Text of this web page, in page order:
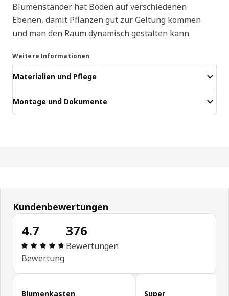
Blumenständer hat Böden auf verschiedenen
Ebenen, damit Pflanzen gut zur Geltung kommen
und man den Raum dynamisch gestalten kann.
Weitere Informationen
Materialien und Pflege
Montage und Dokumente
Kundenbewertungen
4.7
Bewertung: 4.7 von 5 Sterne Alle Bewertungen:
Bewertung
376
Bewertungen
Kundenbewertungen überspringen
Blumenkasten
Super